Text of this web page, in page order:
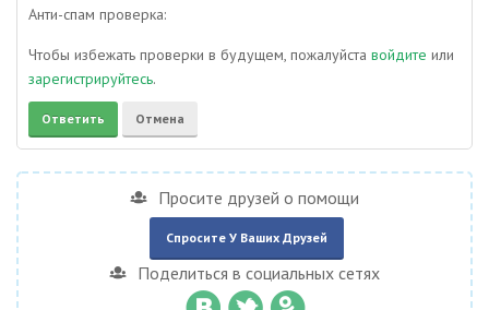
Анти-спам проверка:
Чтобы избежать проверки в будущем, пожалуйста войдите или
зарегистрируйтесь.
Просите друзей о помощи
Спросите У Ваших Друзей
Поделиться в социальных сетях